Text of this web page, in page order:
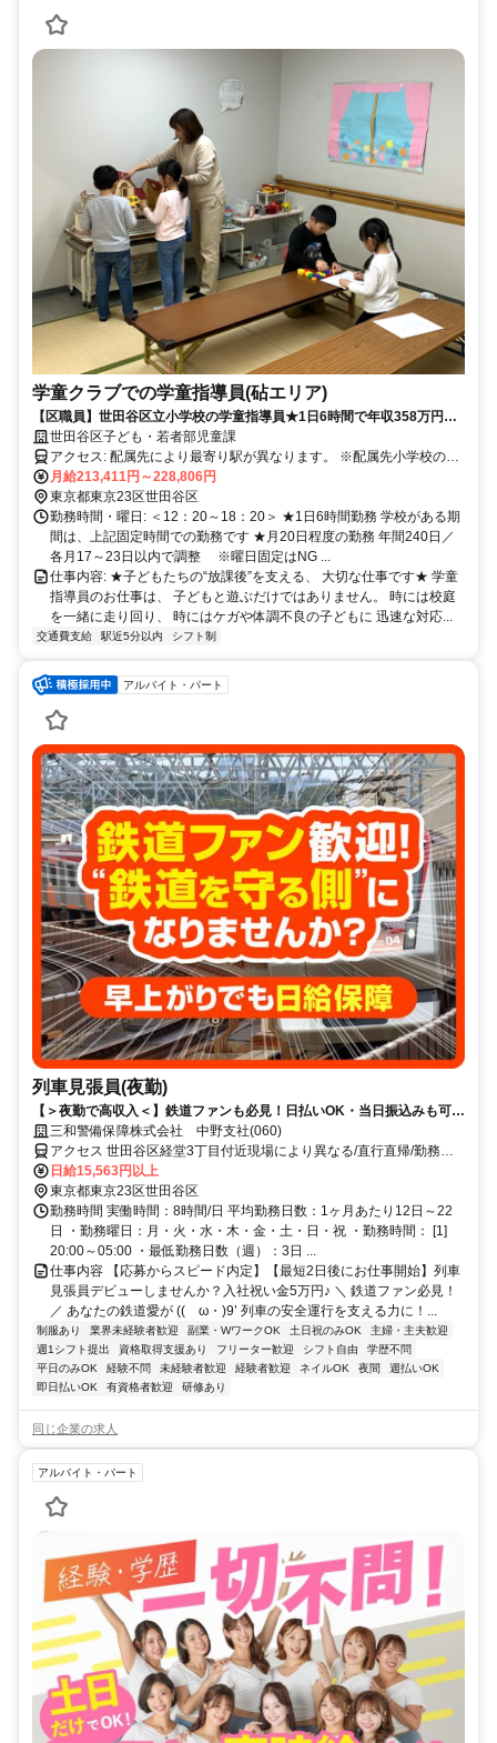
学童クラブでの学童指導員(砧エリア)
【区職員】世田谷区立小学校の学童指導員★1日6時間で年収358万円～
★若い世代のスタッフ多数★資格なしOK！子どもたちの成長をサポート
する学童でのお仕事！
世田谷区子ども・若者部児童課
アクセス: 配属先により最寄り駅が異なります。 ※配属先小学校の最
寄り駅の一例 経堂駅／千歳船橋駅／成城学園前駅 二子玉川駅／千歳
烏山駅／祖師谷大蔵駅 ●小田急線、田園都市線、東横線、大井町線、
世田谷線、井の頭線など 色んな沿線に学校があるので、 渋谷区や品
川区の23区内をはじめ、 横浜市や川崎市など神奈川県方面、 また府
中市や調布市など 西東京方面から通うスタッフもいます◎
月給213,411円～228,806円
東京都東京23区世田谷区
勤務時間・曜日: ＜12：20～18：20＞ ★1日6時間勤務 学校がある期
間は、上記固定時間での勤務です ★月20日程度の勤務 年間240日／
各月17～23日以内で調整 ※曜日固定はNG ...
仕事内容: ★子どもたちの“放課後”を支える、 大切な仕事です★ 学童
指導員のお仕事は、 子どもと遊ぶだけではありません。 時には校庭
を一緒に走り回り、 時にはケガや体調不良の子どもに 迅速な対応...
交通費支給 駅近5分以内 シフト制
アルバイト・パート
列車見張員(夜勤)
【＞夜勤で高収入＜】鉄道ファンも必見！日払いOK・当日振込みも可能
♪
三和警備保障株式会社 中野支社(060)
アクセス 世田谷区経堂3丁目付近現場により異なる/直行直帰/勤務地
相談可■電話面接■来社不要■即日勤務
日給15,563円以上
東京都東京23区世田谷区
勤務時間 実働時間：8時間/日 平均勤務日数：1ヶ月あたり12日～22
日 ・勤務曜日：月・火・水・木・金・土・日・祝 ・勤務時間： [1]
20:00～05:00 ・最低勤務日数（週）：3日 ...
仕事内容 【応募からスピード内定】【最短2日後にお仕事開始】列車
見張員デビューしませんか？入社祝い金5万円♪ ＼ 鉄道ファン必見！
／ あなたの鉄道愛が ((ゝω・)9’ 列車の安全運行を支える力に！...
制服あり 業界未経験者歓迎 副業・WワークOK 土日祝のみOK
主婦・主夫歓迎
週1シフト提出
資格取得支援あり フリーター歓迎 シフト自由
学歴不問
平日のみOK
経験不問 未経験者歓迎 経験者歓迎 ネイルOK 夜間
週払いOK
即日払いOK
有資格者歓迎 研修あり
同じ企業の求人
アルバイト・パート